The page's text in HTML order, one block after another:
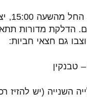
ביום
הדלקת מדורות
גם חצאי חביות:
טבנקין
השנייה (יש להזיז